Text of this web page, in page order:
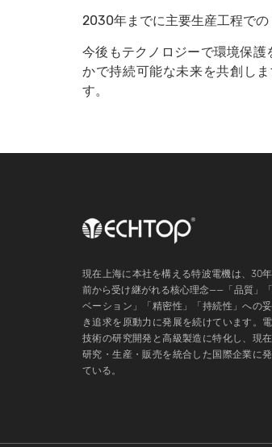
2030年までに主要生産工程での
今後もテクノロジーで環境保
かで持続可能な未来を共創し
す。
現在上海に本社を構える特波電機は、30
前から受け継がれる核心理念——「品質」
ベーション」「精密性」「持続性」への
き追求を原動力に発展を続けています。
技術の研究開発と高級製造に特化し、現
研究・生産・販売を統合した国際企業に
ている。